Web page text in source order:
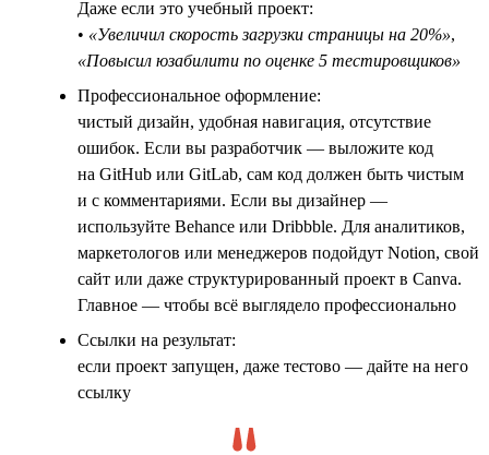
Даже если это учебный проект:
• «Увеличил скорость загрузки страницы на 20%»,
«Повысил юзабилити по оценке 5 тестировщиков»
Профессиональное оформление:
чистый дизайн, удобная навигация, отсутствие
ошибок. Если вы разработчик — выложите код
на GitHub или GitLab, сам код должен быть чистым
и с комментариями. Если вы дизайнер —
используйте Behance или Dribbble. Для аналитиков,
маркетологов или менеджеров подойдут Notion, свой
сайт или даже структурированный проект в Canva.
Главное — чтобы всё выглядело профессионально
Ссылки на результат:
если проект запущен, даже тестово — дайте на него
ссылку